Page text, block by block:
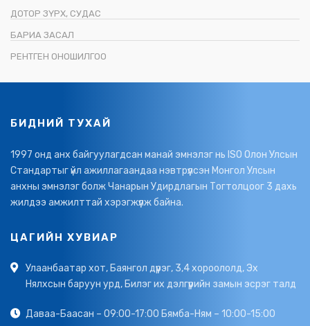
ДОТОР ЗҮРХ, СУДАС
БАРИА ЗАСАЛ
РЕНТГЕН ОНОШИЛГОО
БИДНИЙ ТУХАЙ
1997 онд анх байгуулагдсан манай эмнэлэг нь ISO Олон Улсын
Стандартыг үйл ажиллагаандаа нэвтрүүлсэн Монгол Улсын
анхны эмнэлэг болж Чанарын Удирдлагын Тогтолцоог 3 дахь
жилдээ амжилттай хэрэгжүүлж байна.
ЦАГИЙН ХУВИАР
Улаанбаатар хот, Баянгол дүүрэг, 3,4 хороололд, Эх
Нялхсын баруун урд, Билэг их дэлгүүрийн замын эсрэг талд
Даваа-Баасан – 09:00-17:00 Бямба-Ням – 10:00-15:00